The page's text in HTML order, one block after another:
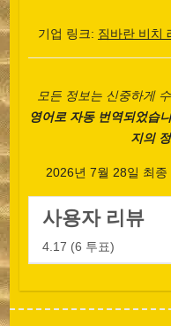
기업 링크: 짐바란 비치
모든 정보는 신중하게
영어로 자동 번역되었습
지의
2026년 7월 28일 최종
사용자 리뷰
4.17 (6 투표)